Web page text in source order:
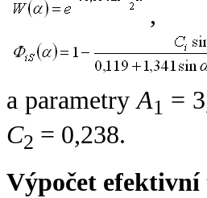
,
a parametryA1 =
C2 = 0,238.
Výpočet